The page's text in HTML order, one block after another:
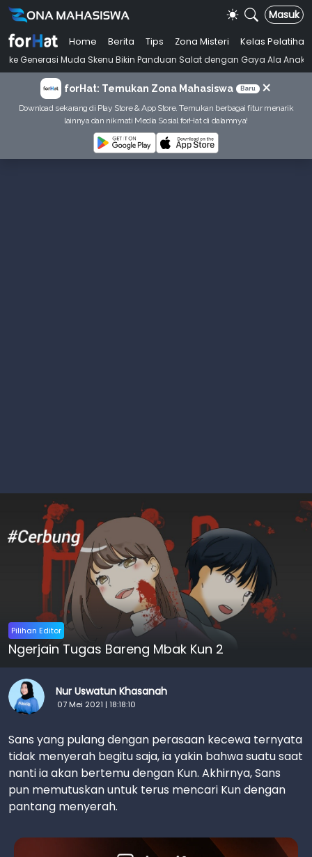
Masuk
Home Berita Tips Zona Misteri
Kelas Pelatihan
Muda Skenu Bikin Panduan Salat dengan Gaya Ala Anak Skena •
forHat: Temukan Zona Mahasiswa Baru ×
Download sekarang di Play Store & App Store. Temukan berbagai fitur menarik
lainnya dan nikmati Media Sosial forHat di dalamnya!
Pilihan Editor
Ngerjain Tugas Bareng Mbak Kun 2
Nur Uswatun Khasanah
07 Mei 2021 | 18:18:10
Sans yang pulang dengan perasaan kecewa ternyata
tidak menyerah begitu saja, ia yakin bahwa suatu saat
nanti ia akan bertemu dengan Kun. Akhirnya, Sans
pun memutuskan untuk terus mencari Kun dengan
pantang menyerah.